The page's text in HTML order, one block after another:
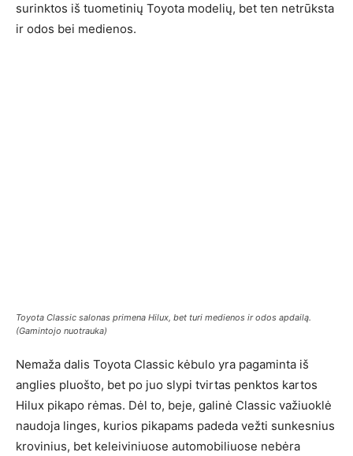
surinktos iš tuometinių Toyota modelių, bet ten netrūksta
ir odos bei medienos.
Toyota Classic salonas primena Hilux, bet turi medienos ir odos apdailą.
(Gamintojo nuotrauka)
Nemaža dalis Toyota Classic kėbulo yra pagaminta iš
anglies pluošto, bet po juo slypi tvirtas penktos kartos
Hilux pikapo rėmas. Dėl to, beje, galinė Classic važiuoklė
naudoja linges, kurios pikapams padeda vežti sunkesnius
krovinius, bet keleiviniuose automobiliuose nebėra